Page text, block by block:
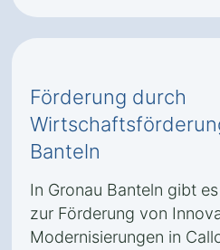
Förderung durch
Banteln
In Gronau Banteln gibt
zur Förderung von
Modernisierungen in